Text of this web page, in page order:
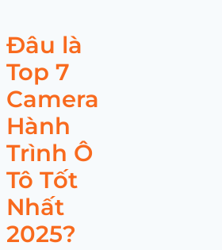
Đâu là
Top 7
Camera
Hành
Trình Ô
Tô Tốt
Nhất
2025?